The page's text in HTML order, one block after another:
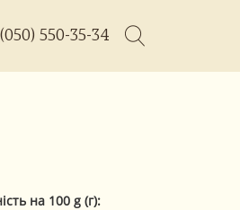
550-35-34
на 100 g (г):